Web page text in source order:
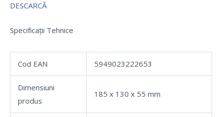
DESCARCĂ
Specificații Tehnice
Cod EAN 5949023222653
Dimensiuni
produs
185 x 130 x 55 mm